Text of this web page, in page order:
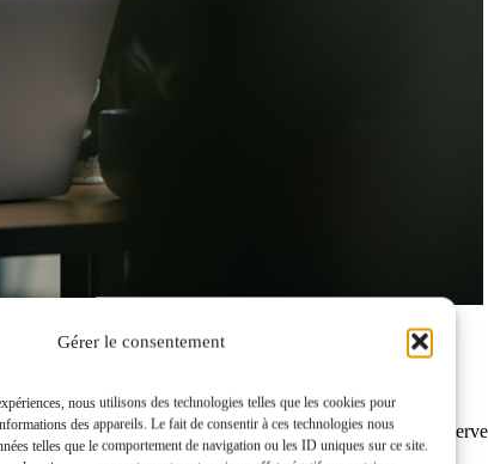
Gérer le consentement
nous utilisons des technologies telles que les cookies pour
des appareils. Le fait de consentir à ces technologies nous
telles que le comportement de navigation ou les ID uniques sur ce site.
fiables, rapides et adaptées à votre réalité.
à rester proches de vous, à parler un langage clair et à